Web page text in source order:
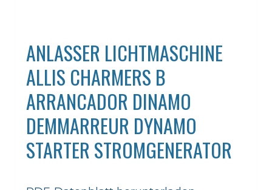
ANLASSER LICHTMASCHINE
ALLIS CHARMERS B
ARRANCADOR DINAMO
DEMMARREUR DYNAMO
STARTER STROMGENERATOR